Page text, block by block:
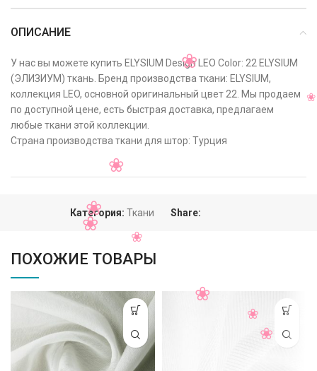
ОПИСАНИЕ
У нас вы можете купить ELYSIUM Design LEO Color: 22 ELYSIUM
(ЭЛИЗИУМ) ткань. Бренд производства ткани: ELYSIUM,
коллекция LEO, основной оригинальный цвет 22. Мы продаем
по доступной цене, есть быстрая доставка, предлагаем
любые ткани этой коллекции.
Страна производства ткани для штор: Турция
Категория: Ткани Share:
ПОХОЖИЕ ТОВАРЫ